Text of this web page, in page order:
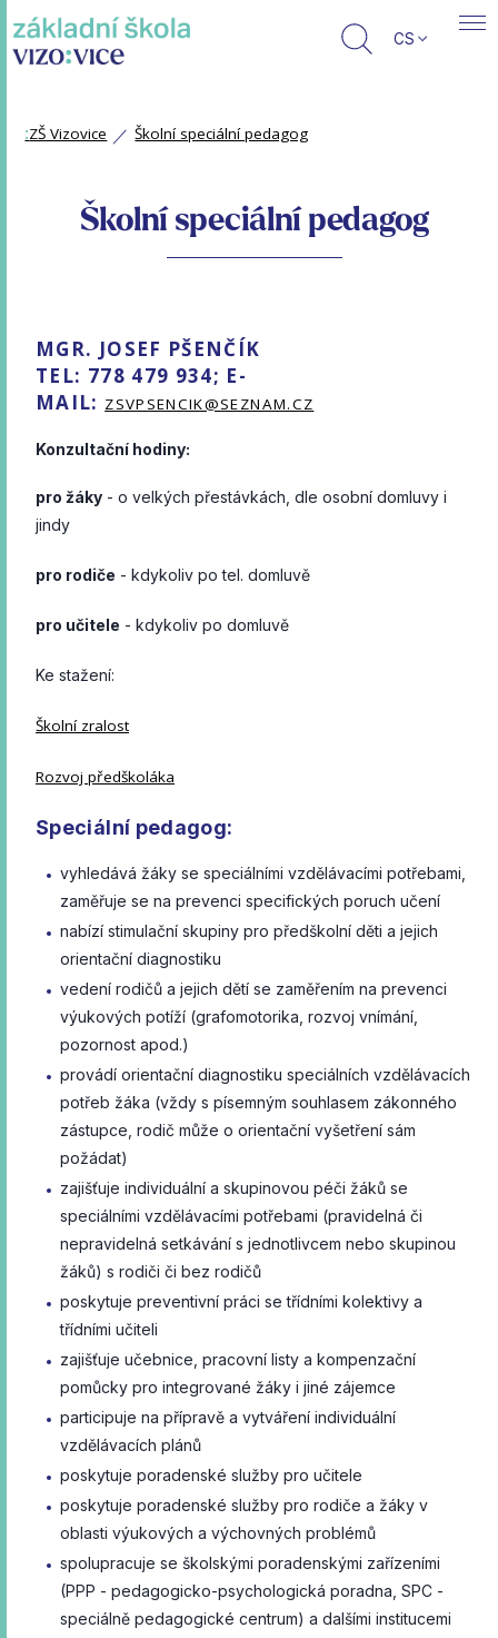
CS
:ZŠ Vizovice Školní speciální pedagog
Školní speciální pedagog
MGR. JOSEF PŠENČÍK
TEL: 778 479 934; E-
MAIL: ZSVPSENCIK@SEZNAM.CZ
Konzultační hodiny:
pro žáky - o velkých přestávkách, dle osobní domluvy i
jindy
pro rodiče - kdykoliv po tel. domluvě
pro učitele - kdykoliv po domluvě
Ke stažení:
Školní zralost
Rozvoj předškoláka
Speciální pedagog:
vyhledává žáky se speciálními vzdělávacími potřebami,
zaměřuje se na prevenci specifických poruch učení
nabízí stimulační skupiny pro předškolní děti a jejich
orientační diagnostiku
vedení rodičů a jejich dětí se zaměřením na prevenci
výukových potíží (grafomotorika, rozvoj vnímání,
pozornost apod.)
provádí orientační diagnostiku speciálních vzdělávacích
potřeb žáka (vždy s písemným souhlasem zákonného
zástupce, rodič může o orientační vyšetření sám
požádat)
zajišťuje individuální a skupinovou péči žáků se
speciálními vzdělávacími potřebami (pravidelná či
nepravidelná setkávání s jednotlivcem nebo skupinou
žáků) s rodiči či bez rodičů
poskytuje preventivní práci se třídními kolektivy a
třídními učiteli
zajišťuje učebnice, pracovní listy a kompenzační
pomůcky pro integrované žáky i jiné zájemce
participuje na přípravě a vytváření individuální
vzdělávacích plánů
poskytuje poradenské služby pro učitele
poskytuje poradenské služby pro rodiče a žáky v
oblasti výukových a výchovných problémů
spolupracuje se školskými poradenskými zařízeními
(PPP - pedagogicko-psychologická poradna, SPC -
speciálně pedagogické centrum) a dalšími institucemi